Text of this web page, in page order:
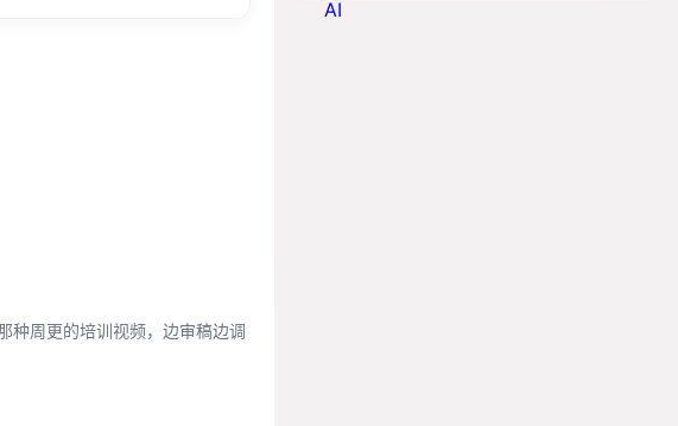
种周更的培训视频，边审稿边调